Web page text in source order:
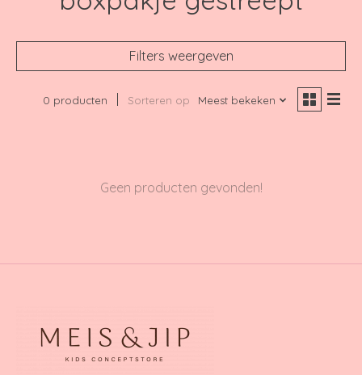
Filters weergeven
0 producten Sorteren op Meest bekeken
Geen producten gevonden!